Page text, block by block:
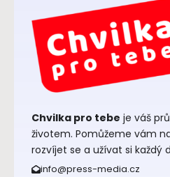
Chvilka pro tebe je váš
životem. Pomůžeme vám
rozvíjet se a užívat si každý
info@press-media.cz